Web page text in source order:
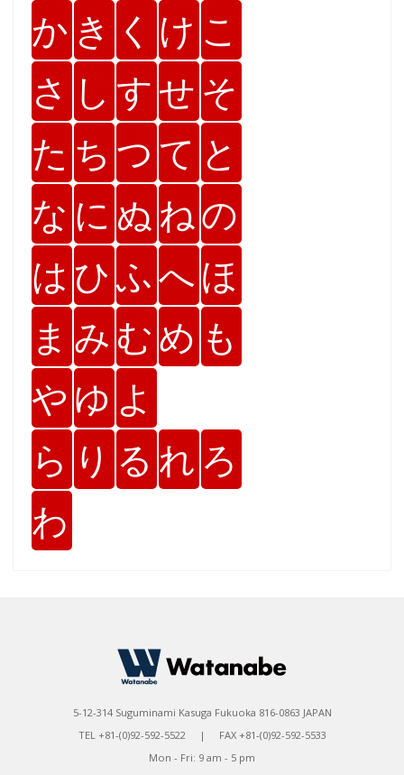
か き く け こ
さ し すせ そ
た ち つ て と
な に ぬ ねの
は ひふへほ
ま み むめ も
や ゆ よ
ら り る れ ろ
わ
5-12-314 Suguminami Kasuga Fukuoka 816-0863 JAPAN
TEL +81-(0)92-592-5522 | FAX +81-(0)92-592-5533
Mon - Fri: 9 am - 5 pm